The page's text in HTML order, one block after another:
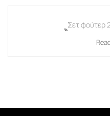
Σετ φούτερ